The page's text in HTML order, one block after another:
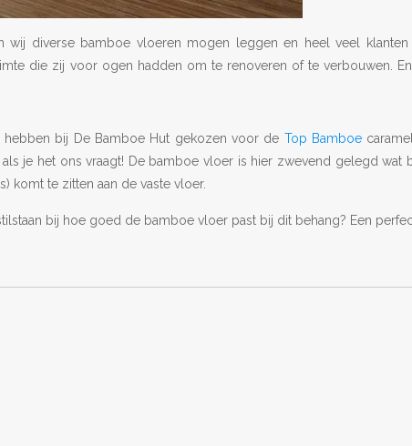
wij diverse bamboe vloeren mogen leggen en heel veel
die zij voor ogen hadden om te renoveren of te verbouwen.
hebben bij De Bamboe Hut gekozen voor de Top Bamboe
als je het ons vraagt! De bamboe vloer is hier zwevend gelegd
komt te zitten aan de vaste vloer.
bij hoe goed de bamboe vloer past bij dit behang? Een